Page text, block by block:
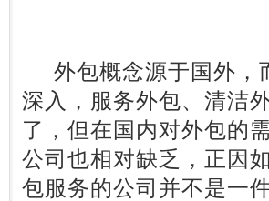
外包概念源于国外，
深入，服务外包、清洁
了，但在国内对外包的
公司也相对缺乏，正因
包服务的公司并不是一